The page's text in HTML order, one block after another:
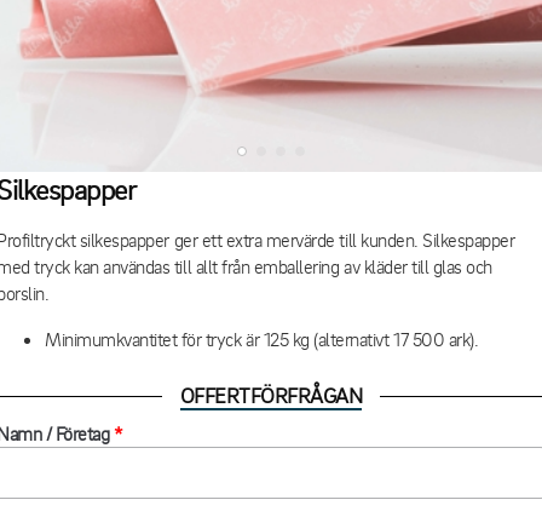
silkespapper ger ett extra mervärde till kunden. Silkespapper
tryck kan användas till allt från emballering av kläder till glas och
Minimumkvantitet för tryck är 125 kg (alternativt 17 500 ark).
OFFERTFÖRFRÅGAN
/ Företag *